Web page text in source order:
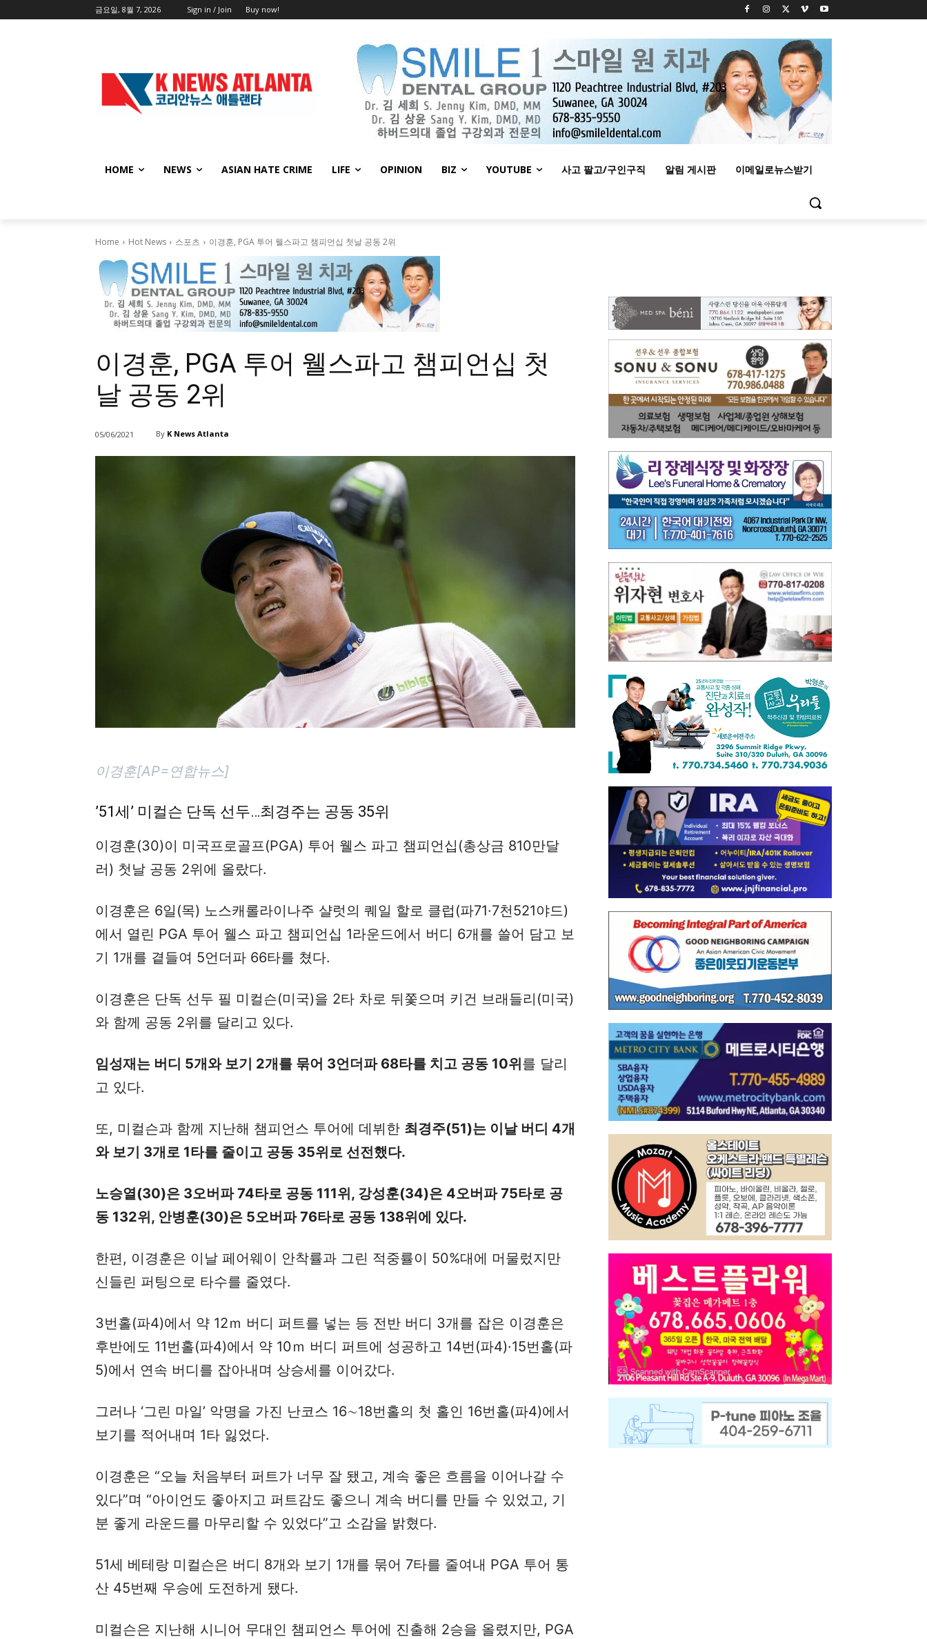
금요일, 8월 7, 2026 Sign in / Join Buy now!
HOME NEWS ASIAN HATE CRIME LIFE OPINION BIZ YOUTUBE 사고 팔고/구인구직 알림 게시판 이메일로뉴스받기
Home Hot News 스포츠 이경훈, PGA 투어 웰스파고 챔피언십 첫날 공동 2위
이경훈, PGA 투어 웰스파고 챔피언십 첫
날 공동 2위
05/06/2021 By K News Atlanta
이경훈[AP=연합뉴스]
’51세’ 미컬슨 단독 선두…최경주는 공동 35위
이경훈(30)이 미국프로골프(PGA) 투어 웰스 파고 챔피언십(총상금 810만달
러) 첫날 공동 2위에 올랐다.
이경훈은 6일(목) 노스캐롤라이나주 샬럿의 퀘일 할로 클럽(파71·7천521야드)
에서 열린 PGA 투어 웰스 파고 챔피언십 1라운드에서 버디 6개를 쓸어 담고 보
기 1개를 곁들여 5언더파 66타를 쳤다.
이경훈은 단독 선두 필 미컬슨(미국)을 2타 차로 뒤쫓으며 키건 브래들리(미국)
와 함께 공동 2위를 달리고 있다.
임성재는 버디 5개와 보기 2개를 묶어 3언더파 68타를 치고 공동 10위를 달리
고 있다.
또, 미컬슨과 함께 지난해 챔피언스 투어에 데뷔한 최경주(51)는 이날 버디 4개
와 보기 3개로 1타를 줄이고 공동 35위로 선전했다.
노승열(30)은 3오버파 74타로 공동 111위, 강성훈(34)은 4오버파 75타로 공
동 132위, 안병훈(30)은 5오버파 76타로 공동 138위에 있다.
한편, 이경훈은 이날 페어웨이 안착률과 그린 적중률이 50%대에 머물렀지만
신들린 퍼팅으로 타수를 줄였다.
3번홀(파4)에서 약 12ｍ 버디 퍼트를 넣는 등 전반 버디 3개를 잡은 이경훈은
후반에도 11번홀(파4)에서 약 10ｍ 버디 퍼트에 성공하고 14번(파4)·15번홀(파
5)에서 연속 버디를 잡아내며 상승세를 이어갔다.
그러나 ‘그린 마일’ 악명을 가진 난코스 16∼18번홀의 첫 홀인 16번홀(파4)에서
보기를 적어내며 1타 잃었다.
이경훈은 “오늘 처음부터 퍼트가 너무 잘 됐고, 계속 좋은 흐름을 이어나갈 수
있다”며 “아이언도 좋아지고 퍼트감도 좋으니 계속 버디를 만들 수 있었고, 기
분 좋게 라운드를 마무리할 수 있었다”고 소감을 밝혔다.
51세 베테랑 미컬슨은 버디 8개와 보기 1개를 묶어 7타를 줄여내 PGA 투어 통
산 45번째 우승에 도전하게 됐다.
미컬슨은 지난해 시니어 무대인 챔피언스 투어에 진출해 2승을 올렸지만, PGA